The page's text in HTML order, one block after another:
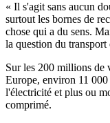
« Il s'agit sans aucun
surtout les bornes de
chose qui a du sens.
la question du transport
Sur les 200 millions de
Europe, environ 11
l'électricité et plus ou
comprimé.